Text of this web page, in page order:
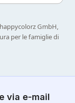
GmbH,
per le famiglie di
via e-mail